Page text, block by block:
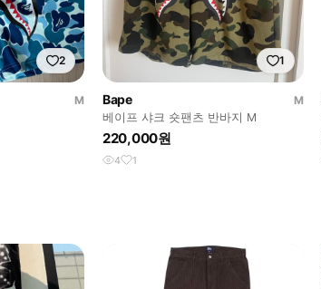
2
M
1
Bape
M
베이프 샤크 숏팬츠 반바지 M
220,000원
4 1